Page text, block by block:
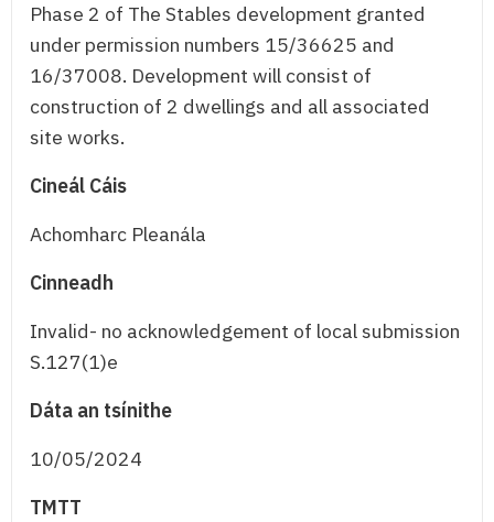
Phase 2 of The Stables development granted
under permission numbers 15/36625 and
16/37008. Development will consist of
construction of 2 dwellings and all associated
site works.
Cineál Cáis
Achomharc Pleanála
Cinneadh
Invalid- no acknowledgement of local submission
S.127(1)e
Dáta an tsínithe
10/05/2024
TMTT